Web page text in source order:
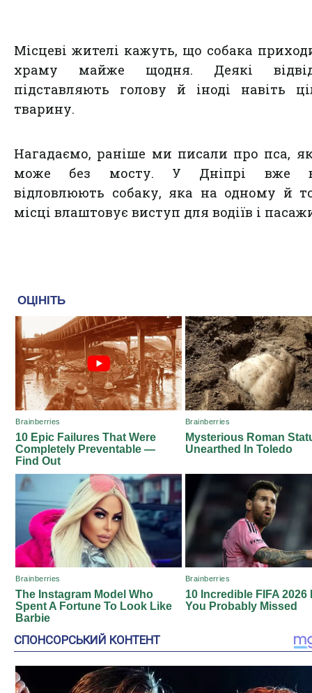
Місцеві жителі кажуть, що собака
храму майже щодня. Деякі
підставляють голову й іноді навіть
тварину.
Нагадаємо, раніше ми писали про пса,
може без мосту. У Дніпрі вже
відловлюють собаку, яка на одному й
місці влаштовує виступ для водіїв і